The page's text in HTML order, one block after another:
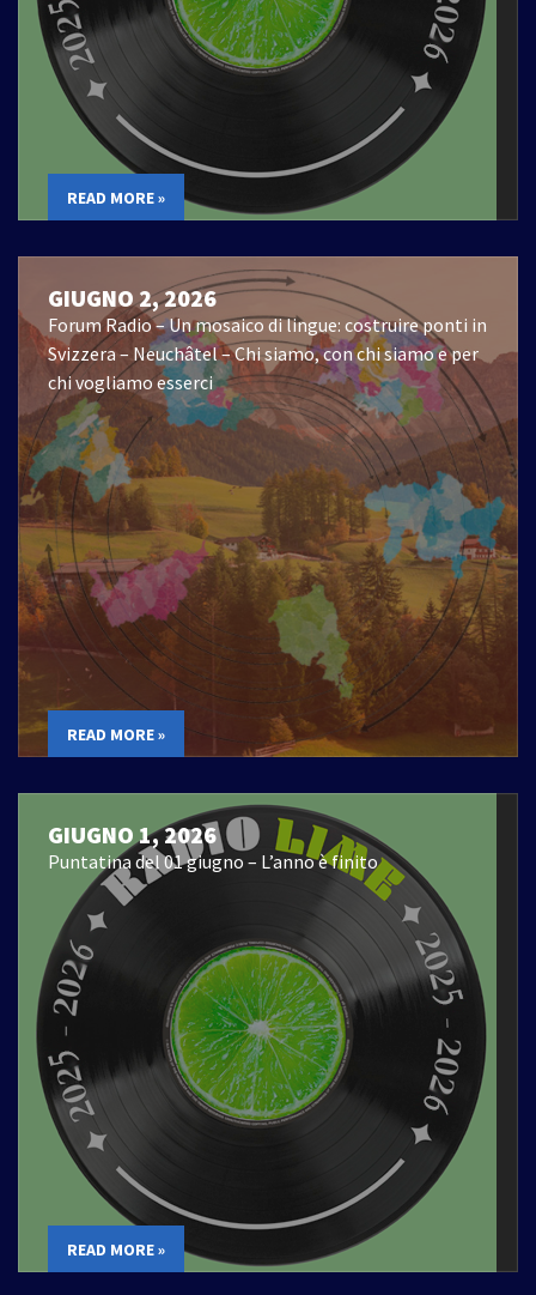
READ MORE »
GIUGNO 2, 2026
Forum Radio – Un mosaico di lingue: costruire ponti in
Svizzera – Neuchâtel – Chi siamo, con chi siamo e per
chi vogliamo esserci
READ MORE »
GIUGNO 1, 2026
Puntatina del 01 giugno – L’anno è finito
READ MORE »